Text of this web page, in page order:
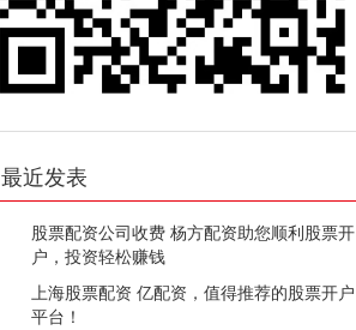
最近发表
股票配资公司收费 杨方配资助您顺利股票开
户，投资轻松赚钱
上海股票配资 亿配资，值得推荐的股票开户
平台！